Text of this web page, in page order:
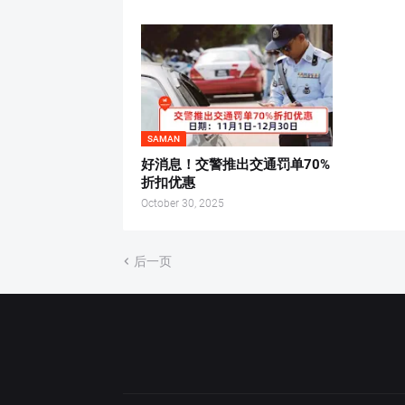
SAMAN
好消息！交警推出交通罚单70%
折扣优惠
October 30, 2025
后一页